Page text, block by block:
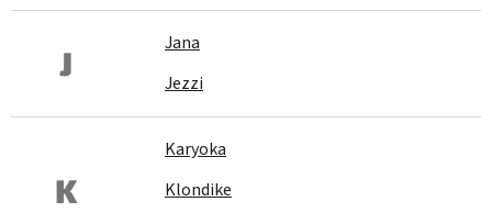
J
Jana
Jezzi
K
Karyoka
Klondike